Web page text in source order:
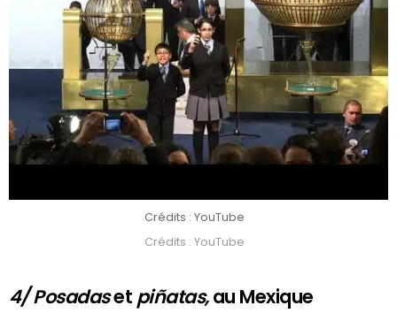
Crédits : YouTube
Crédits : YouTube
4/ Posadaset piñatas,au Mexique